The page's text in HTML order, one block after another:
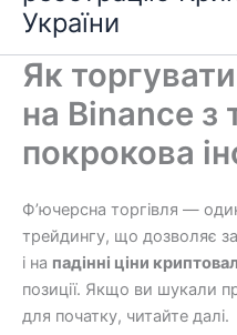
України
Як
на Binance з
покрокова
Ф’ючерсна торгівля —
трейдингу, що дозволяє
і на падінні ціни
позиції. Якщо ви шукали
для початку, читайте далі.